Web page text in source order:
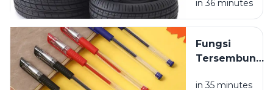
Kendaraan
yang
Dipikirkan
in 36 minutes
Fungsi
Tersembunyi
pada Tutup
in 35 minutes